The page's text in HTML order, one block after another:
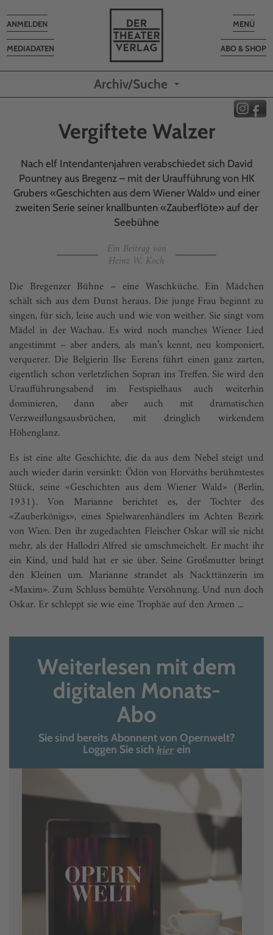
Toggle
MENÜ
ABO & SHOP
MEDIADATEN
Toggle
navigation
ANMELDEN
Archiv/Suche
Vergiftete Walzer
Nach elf Intendantenjahren verabschiedet sich David
Pountney aus Bregenz – mit der Uraufführung von HK
Grubers «Geschichten aus dem Wiener Wald» und einer
zweiten Serie seiner knallbunten «Zauberflöte» auf der
Seebühne
Ein Beitrag von
Heinz W. Koch
Die Bregenzer Bühne – eine Waschküche. Ein Mädchen
schält sich aus dem Dunst ­heraus. Die junge Frau beginnt zu
singen, für sich, leise auch und wie von weither. Sie singt vom
Mädel in der Wachau. Es wird noch manches Wiener Lied
angestimmt – aber anders, als man’s kennt, neu komponiert,
verquerer. Die Belgierin Ilse Eerens führt einen ganz zarten,
eigentlich schon verletzlichen Sopran ins Treffen. Sie wird den
Uraufführungsabend im Festspielhaus auch weiterhin
dominieren, dann aber auch mit dramatischen
Verzweiflungsausbrüchen, mit dringlich wirkendem
Höhenglanz.
Es ist eine alte Geschichte, die da aus dem ­Nebel steigt und
auch wieder darin versinkt: Ödön von Horváths berühmtestes
Stück, seine «Geschichten aus dem Wiener Wald» (Berlin,
1931). Von Marianne berichtet es, der Tochter des
«Zauberkönigs», eines Spielwarenhändlers im Achten Bezirk
von Wien. Den ihr zugedachten Fleischer Oskar will sie nicht
mehr, als der Hallodri Alfred sie umschmeichelt. Er macht ihr
ein Kind, und bald hat er sie über. Seine Großmutter bringt
den Kleinen um. Marianne strandet als Nackttänzerin im
«Maxim». Zum Schluss bemühte Versöhnung. Und nun doch
Oskar. Er schleppt sie wie eine Trophäe auf den Armen ...
Weiterlesen mit dem
digitalen Monats-
Abo
Sie sind bereits Abonnent von Opernwelt?
Loggen Sie sich hierein